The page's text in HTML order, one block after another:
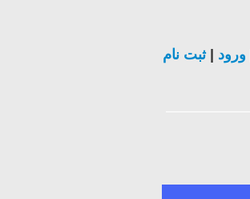
ورود |ثبت نام